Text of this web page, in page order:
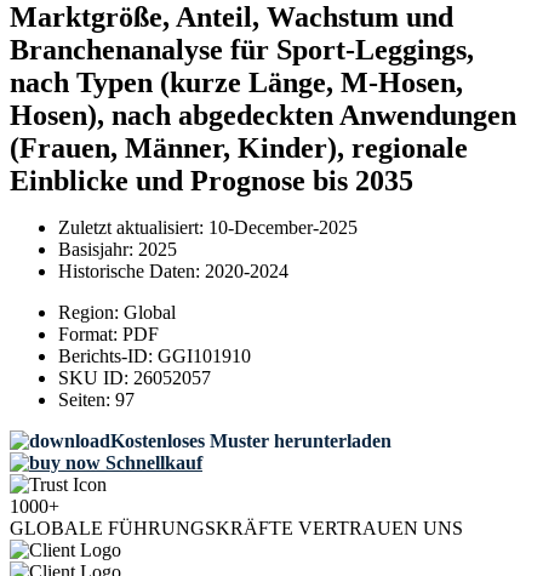
Marktgröße, Anteil, Wachstum und
Branchenanalyse für Sport-Leggings,
nach Typen (kurze Länge, M-Hosen,
Hosen), nach abgedeckten Anwendungen
(Frauen, Männer, Kinder), regionale
Einblicke und Prognose bis 2035
Zuletzt aktualisiert: 10-December-2025
Basisjahr: 2025
Historische Daten: 2020-2024
Region: Global
Format: PDF
Berichts-ID: GGI101910
SKU ID: 26052057
Seiten: 97
Kostenloses Muster herunterladen
Schnellkauf
1000+
GLOBALE FÜHRUNGSKRÄFTE VERTRAUEN UNS